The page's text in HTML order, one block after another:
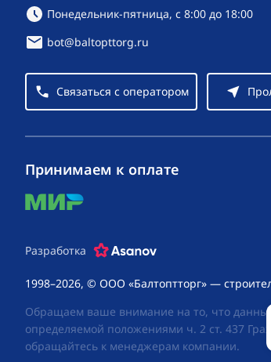
Режим работы:
Понедельник-пятница, с 8:00 до 18:00
bot@baltopttorg.ru
Связаться с оператором
1998–2026, © ООО «Балтоптторг» —
Обращаем ваше внимание на то, что
определяемой положениями ч. 2 ст. 437
обращайтесь к менеджерам компании.
Принимаем к оплате
mir
Разработка